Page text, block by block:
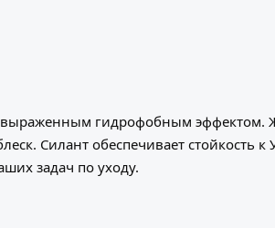
выраженным гидрофобным эффектом.
Силант обеспечивает стойкость
задач по уходу.